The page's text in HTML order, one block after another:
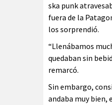
ska punk
fuera de la
los sorprendió.
“Llenábamos
quedaban sin
remarcó.
Sin embargo,
andaba muy bien,